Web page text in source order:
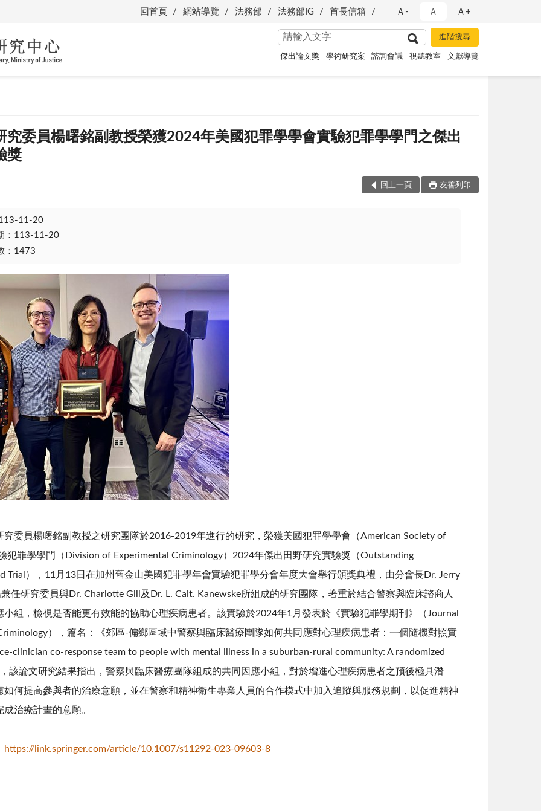
回首頁 網站導覽 法務部 法務部IG 首長信箱 Ａ- Ａ Ａ+
傑出論文獎 學術研究案 諮詢會議 視聽教室 文獻導覽
究委員楊曙銘副教授榮獲2024年美國犯罪學學會實驗犯罪學學門之傑出
獎
回上一頁 友善列印
11-20
：113-11-20
：1473
究委員楊曙銘副教授之研究團隊於2016-2019年進行的研究，榮獲美國犯罪學學會（American Society of
犯罪學學門（Division of Experimental Criminology）2024年傑出田野研究實驗獎（Outstanding
Trial），11月13日在加州舊金山美國犯罪學年會實驗犯罪學分會年度大會舉行頒獎典禮，由分會長Dr. Jerry
任研究委員與Dr. Charlotte Gill及Dr. L. Cait. Kanewske所組成的研究團隊，著重於結合警察與臨床諮商人
小組，檢視是否能更有效能的協助心理疾病患者。該實驗於2024年1月發表於《實驗犯罪學期刊》（Journal
），篇名：《郊區-偏鄉區域中警察與臨床醫療團隊如何共同應對心理疾病患者：一個隨機對照實
clinician co-response team to people with mental illness in a suburban-rural community: A randomized
該論文研究結果指出，警察與臨床醫療團隊組成的共同因應小組，對於增進心理疾病患者之預後極具潛
如何提高參與者的治療意願，並在警察和精神衛生專業人員的合作模式中加入追蹤與服務規劃，以促進精神
治療計畫的意願。
https://link.springer.com/article/10.1007/s11292-023-09603-8